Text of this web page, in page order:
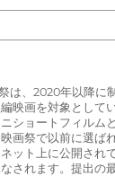
は、2020年以降に
映画を対象として
ショートフィルム
画祭で以前に選ば
ット上に公開され
されます。提出の